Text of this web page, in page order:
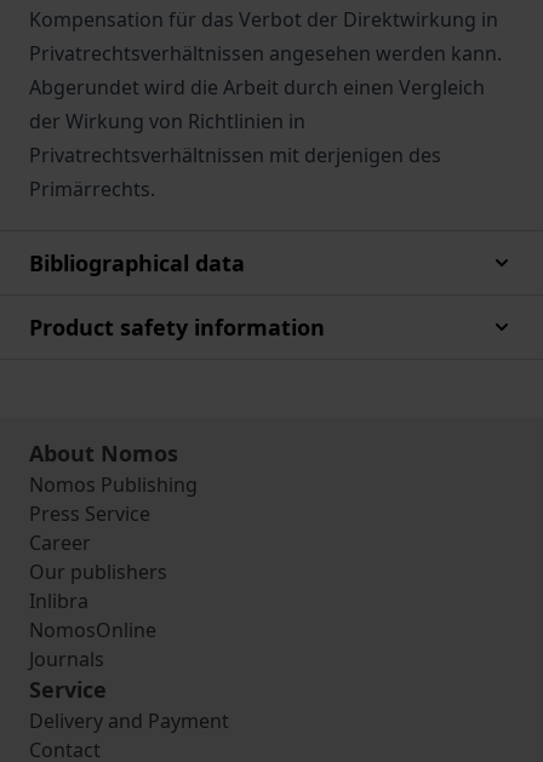
Kompensation für das Verbot der Direktwirkung in
Privatrechtsverhältnissen angesehen werden kann.
Abgerundet wird die Arbeit durch einen Vergleich
der Wirkung von Richtlinien in
Privatrechtsverhältnissen mit derjenigen des
Primärrechts.
Bibliographical data
Product safety information
About Nomos
Nomos Publishing
Press Service
Career
Our publishers
Inlibra
NomosOnline
Journals
Service
Delivery and Payment
Contact